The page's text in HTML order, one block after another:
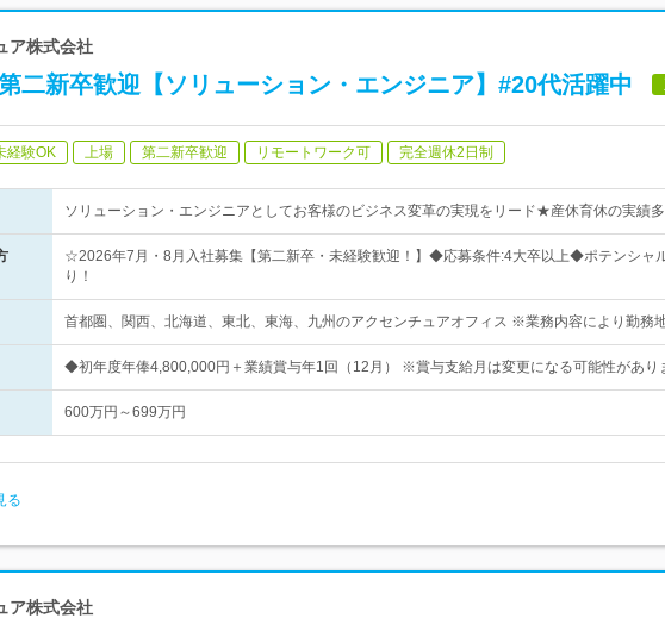
ア株式会社
二新卒歓迎【ソリューション・エンジニア】#20代活躍中
経験OK 上場 第二新卒歓迎 リモートワーク可 完全週休2日制
ソリューション・エンジニアとしてお客様のビジネス変革の実現をリード★産休育休の実績
☆2026年7月・8月入社募集【第二新卒・未経験歓迎！】◆応募条件:4大卒以上◆ポテンシャ
り！
首都圏、関西、北海道、東北、東海、九州のアクセンチュアオフィス ※業務内容により勤務
◆初年度年俸4,800,000円＋業績賞与年1回（12月） ※賞与支給月は変更になる可能性があ
600万円～699万円
る
ア株式会社